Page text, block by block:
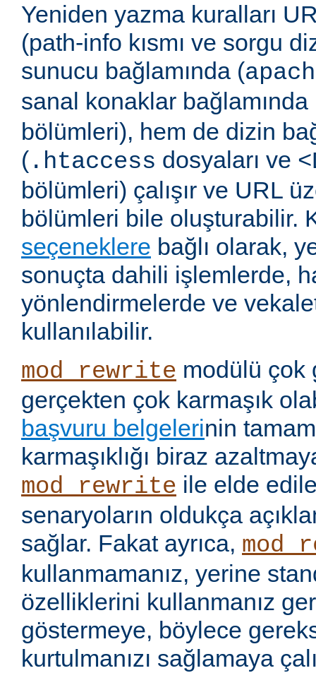
Yeniden yazma kuralları
(path-info kısmı ve sorgu
sunucu bağlamında (
sanal konaklar bağlamında
bölümleri), hem de dizin
( .htaccess dosyaları ve
bölümleri) çalışır ve URL
bölümleri bile oluşturabilir.
seçeneklere bağlı olarak,
sonuçta dahili işlemlerde,
yönlendirmelerde ve
kullanılabilir.
mod_rewrite modülü çok
gerçekten çok karmaşık
başvuru belgelerinin
karmaşıklığı biraz
mod_rewrite ile elde
senaryoların oldukça
sağlar. Fakat ayrıca,
kullanmamanız, yerine
özelliklerini kullanmanız
göstermeye, böylece
kurtulmanızı sağlamaya